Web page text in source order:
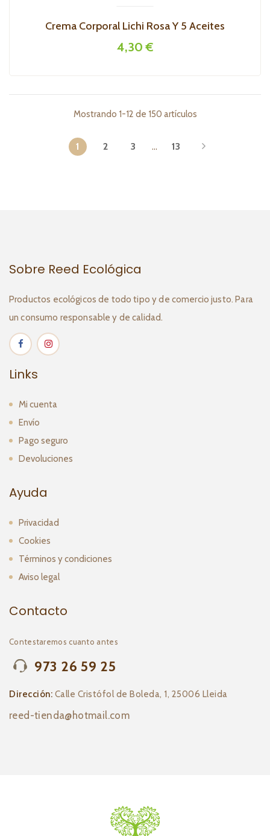
Crema Corporal Lichi Rosa Y 5 Aceites
4,30 €
Mostrando 1-12 de 150 artículos
1 2 3 … 13
Sobre Reed Ecológica
Productos ecológicos de todo tipo y de comercio justo. Para
un consumo responsable y de calidad.
Links
Mi cuenta
Envío
Pago seguro
Devoluciones
Ayuda
Privacidad
Cookies
Términos y condiciones
Aviso legal
Contacto
Contestaremos cuanto antes
973 26 59 25
Dirección: Calle Cristófol de Boleda, 1, 25006 Lleida
reed-tienda@hotmail.com